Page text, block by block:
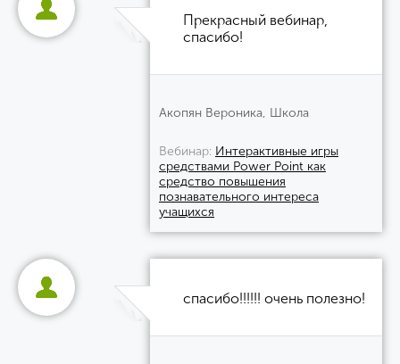
Прекрасный вебинар,
спасибо!
Акопян Вероника, Школа
Вебинар Интерактивные игры
средствами Power Point как
средство повышения
познавательного интереса
учащихся
спасибо!!!!!! очень полезно!